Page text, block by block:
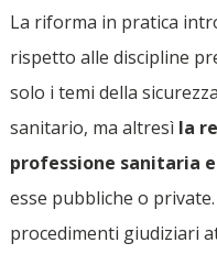
La riforma in pratica
rispetto alle discipline
solo i temi della
sanitario, ma altresì la
professione sanitaria
esse pubbliche o
procedimenti giudiziari